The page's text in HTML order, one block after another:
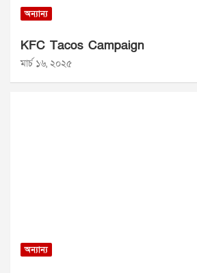
অন্যান্য
KFC Tacos Campaign
মার্চ ১৬, ২০২৫
অন্যান্য